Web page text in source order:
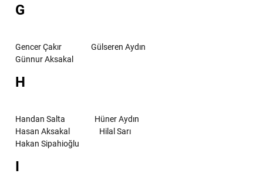
G
Gencer Çakır
Gülseren Aydın
Günnur Aksakal
H
Handan Salta
Hüner Aydın
Hasan Aksakal
Hilal Sarı
Hakan Sipahioğlu
I